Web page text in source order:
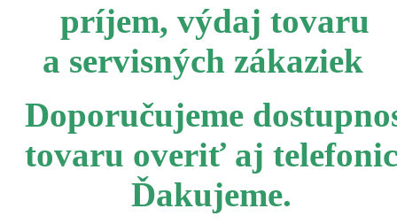
príjem, výdaj tovaru
a servisných zákaziek
Doporučujeme
tovaru overiť aj
Ďakujeme.